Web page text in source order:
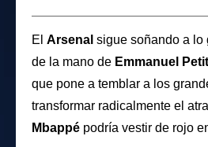
El Arsenal sigue soñando a lo
de la mano de Emmanuel Petit
que pone a temblar a los
transformar radicalmente el
Mbappé podría vestir de rojo